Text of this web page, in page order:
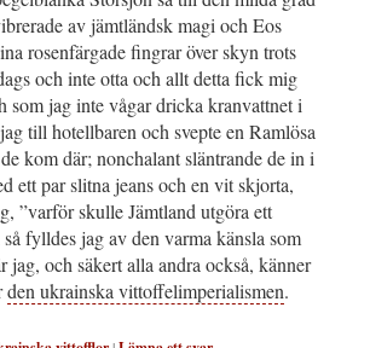
av jämtländsk magi och Eos
rosenfärgade fingrar över skyn trots
och inte otta och allt detta fick mig
som jag inte vågar dricka kranvattnet i
till hotellbaren och svepte en Ramlösa
kom där; nonchalant släntrande de in i
ett par slitna jeans och en vit skjorta,
”varför skulle Jämtland utgöra ett
fylldes jag av den varma känsla som
jag, och säkert alla andra också, känner
den ukrainska vittoffelimperialismen.